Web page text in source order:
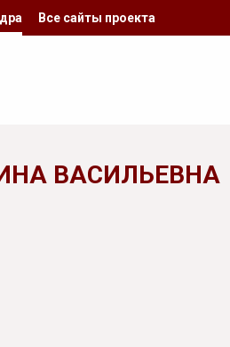
Все сайты проекта
ВАСИЛЬЕВНА